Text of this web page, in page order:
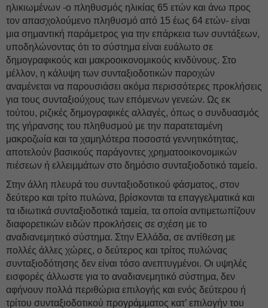
ηλικιωμένων -ο πληθυσμός ηλικίας 65 ετών και άνω προς
τον απασχολούμενο πληθυσμό από 15 έως 64 ετών- είναι
μια σημαντική παράμετρος για την επάρκεια των συντάξεων,
υποδηλώνοντας ότι το σύστημα είναι ευάλωτο σε
δημογραφικούς και μακροοικονομικούς κινδύνους. Στο
μέλλον, η κάλυψη των συνταξιοδοτικών παροχών
αναμένεται να παρουσιάσει ακόμα περισσότερες προκλήσεις
για τους συνταξιούχους των επόμενων γενεών. Ως εκ
τούτου, ριζικές δημογραφικές αλλαγές, όπως ο συνδυασμός
της γήρανσης του πληθυσμού με την παρατεταμένη
μακροζωία και τα χαμηλότερα ποσοστά γεννητικότητας,
αποτελούν βασικούς παράγοντες χρηματοοικονομικών
πιέσεων ή ελλειμμάτων στο δημόσιο συνταξιοδοτικό ταμείο.
Στην άλλη πλευρά του συνταξιοδοτικού φάσματος, στον
δεύτερο και τρίτο πυλώνα, βρίσκονται τα επαγγελματικά και
τα ιδιωτικά συνταξιοδοτικά ταμεία, τα οποία αντιμετωπίζουν
διαφορετικών ειδών προκλήσεις σε σχέση με το
αναδιανεμητικό σύστημα. Στην Ελλάδα, σε αντίθεση με
πολλές άλλες χώρες, ο δεύτερος και τρίτος πυλώνας
συνταξιοδότησης δεν είναι τόσο ανεπτυγμένοι. Οι υψηλές
εισφορές άλλωστε για το αναδιανεμητικό σύστημα, δεν
αφήνουν πολλά περιθώρια επιλογής και ενός δεύτερου ή
τρίτου συνταξιοδοτικού προγράμματος κατ’ επιλογήν του